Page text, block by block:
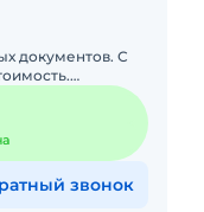
документов. С
аренда. Техника
звонок